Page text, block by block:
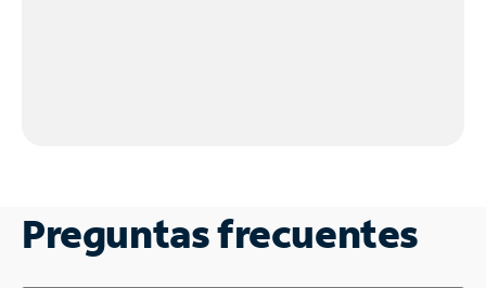
Preguntas frecuentes